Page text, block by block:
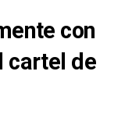
con
cartel de